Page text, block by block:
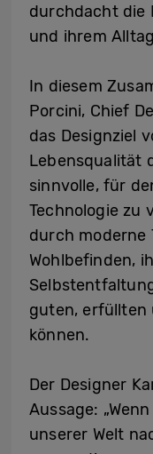
durchdacht die
und ihrem
In diesem
Porcini, Chief
das Designziel
Lebensqualität
sinnvolle, für
Technologie zu
durch moderne
Wohlbefinden,
guten, erfüllten
können.
Der Designer
Aussage:
unserer Welt